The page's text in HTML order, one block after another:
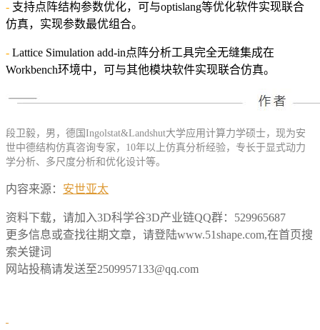
- 支持点阵结构参数优化，可与optislang等优化软件实现联合
仿真，实现参数最优组合。
- Lattice Simulation add-in点阵分析工具完全无缝集成在
Workbench环境中，可与其他模块软件实现联合仿真。
段卫毅，男，德国Ingolstat&Landshut大学应用计算力学硕士，现为安
世中德结构仿真咨询专家，10年以上仿真分析经验，专长于显式动力
学分析、多尺度分析和优化设计等。
内容来源： 安世亚太
资料下载，请加入3D科学谷3D产业链QQ群：529965687
更多信息或查找往期文章，请登陆www.51shape.com,在首页搜
索关键词
网站投稿请发送至2509957133@qq.com